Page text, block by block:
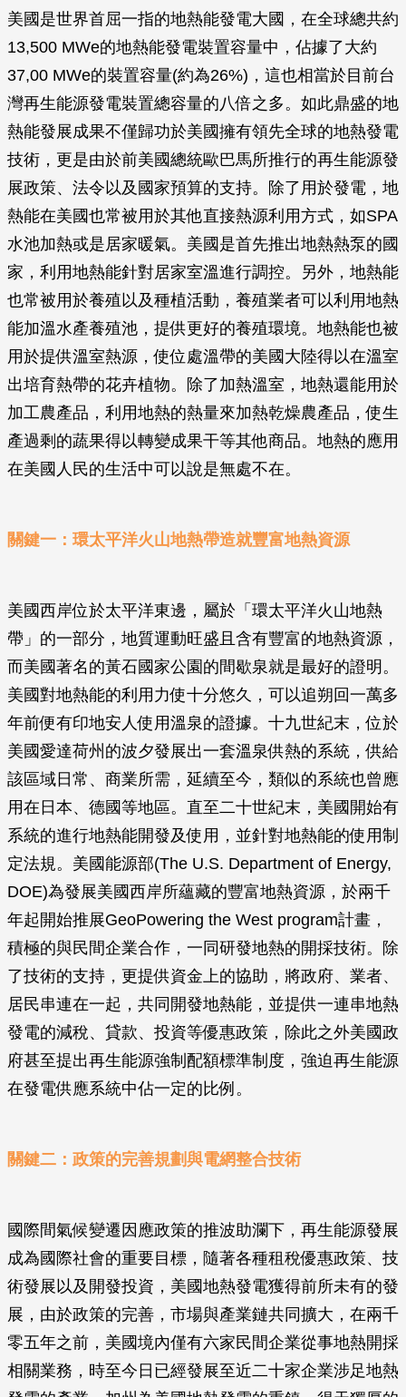
美國是世界首屈一指的地熱能發電大國，在全球總共約
13,500 MWe的地熱能發電裝置容量中，佔據了大約
37,00 MWe的裝置容量(約為26%)，這也相當於目前台
灣再生能源發電裝置總容量的八倍之多。如此鼎盛的地
熱能發展成果不僅歸功於美國擁有領先全球的地熱發電
技術，更是由於前美國總統歐巴馬所推行的再生能源發
展政策、法令以及國家預算的支持。除了用於發電，地
熱能在美國也常被用於其他直接熱源利用方式，如SPA
水池加熱或是居家暖氣。美國是首先推出地熱熱泵的國
家，利用地熱能針對居家室溫進行調控。另外，地熱能
也常被用於養殖以及種植活動，養殖業者可以利用地熱
能加溫水產養殖池，提供更好的養殖環境。地熱能也被
用於提供溫室熱源，使位處溫帶的美國大陸得以在溫室
出培育熱帶的花卉植物。除了加熱溫室，地熱還能用於
加工農產品，利用地熱的熱量來加熱乾燥農產品，使生
產過剩的蔬果得以轉變成果干等其他商品。地熱的應用
在美國人民的生活中可以說是無處不在。
關鍵一：環太平洋火山地熱帶造就豐富地熱資源
美國西岸位於太平洋東邊，屬於「環太平洋火山地熱
帶」的一部分，地質運動旺盛且含有豐富的地熱資源，
而美國著名的黃石國家公園的間歇泉就是最好的證明。
美國對地熱能的利用力使十分悠久，可以追朔回一萬多
年前便有印地安人使用溫泉的證據。十九世紀末，位於
美國愛達荷州的波夕發展出一套溫泉供熱的系統，供給
該區域日常、商業所需，延續至今，類似的系統也曾應
用在日本、德國等地區。直至二十世紀末，美國開始有
系統的進行地熱能開發及使用，並針對地熱能的使用制
定法規。美國能源部(The U.S. Department of Energy,
DOE)為發展美國西岸所蘊藏的豐富地熱資源，於兩千
年起開始推展GeoPowering the West program計畫，
積極的與民間企業合作，一同研發地熱的開採技術。除
了技術的支持，更提供資金上的協助，將政府、業者、
居民串連在一起，共同開發地熱能，並提供一連串地熱
發電的減稅、貸款、投資等優惠政策，除此之外美國政
府甚至提出再生能源強制配額標準制度，強迫再生能源
在發電供應系統中佔一定的比例。
關鍵二：政策的完善規劃與電網整合技術
國際間氣候變遷因應政策的推波助瀾下，再生能源發展
成為國際社會的重要目標，隨著各種租稅優惠政策、技
術發展以及開發投資，美國地熱發電獲得前所未有的發
展，由於政策的完善，市場與產業鏈共同擴大，在兩千
零五年之前，美國境內僅有六家民間企業從事地熱開採
相關業務，時至今日已經發展至近二十家企業涉足地熱